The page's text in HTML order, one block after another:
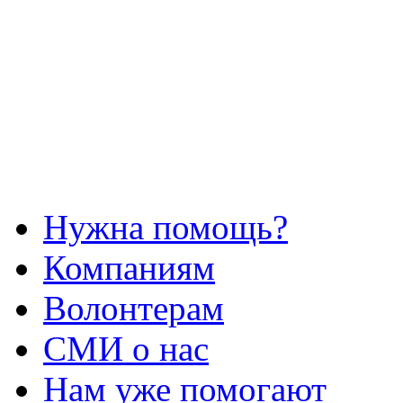
Нужна помощь?
Компаниям
Волонтерам
СМИ о нас
Нам уже помогают